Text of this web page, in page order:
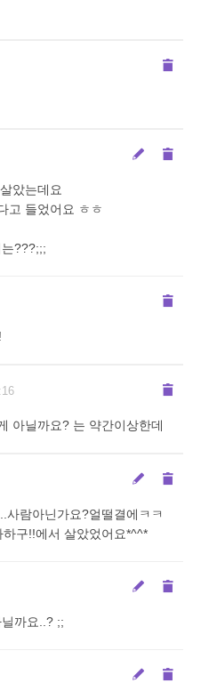
았는데요
고 들었어요 ㅎㅎ
???;;;
아닐까요? 는 약간이상한데
사람아닌가요?얼떨결에ㅋㅋ
구!!에서 살았었어요*^^*
까요..? ;;